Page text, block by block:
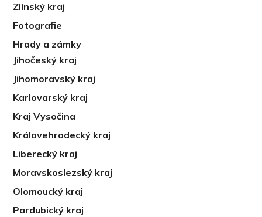
Zlínský kraj
Fotografie
Hrady a zámky
Jihočeský kraj
Jihomoravský kraj
Karlovarský kraj
Kraj Vysočina
Královehradecký kraj
Liberecký kraj
Moravskoslezský kraj
Olomoucký kraj
Pardubický kraj